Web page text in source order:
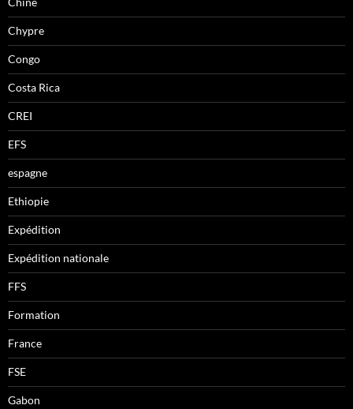
Chypre
Congo
Costa Rica
CREI
EFS
espagne
Ethiopie
Expédition
Expédition nationale
FFS
Formation
France
FSE
Gabon